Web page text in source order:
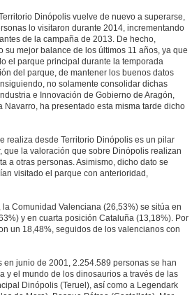
Dinópolis vuelve de nuevo a superarse,
lo visitaron durante 2014, incrementando
de la campaña de 2013. De hecho,
su mejor balance de los últimos 11 años, ya que
el parque principal durante la temporada
del parque, de mantener los buenos datos
no solamente consolidar dichas
e Innovación de Gobierno de Aragón,
ha presentado esta misma tarde dicho
realiza desde Territorio Dinópolis es un pilar
que la valoración que sobre Dinópolis realizan
a otras personas. Asimismo, dicho dato se
visitado el parque con anterioridad,
Comunidad Valenciana (26,53%) se sitúa en
y en cuarta posición Cataluña (13,18%). Por
un 18,48%, seguidos de los valencianos con
junio de 2001, 2.254.589 personas se han
y el mundo de los dinosaurios a través de las
Dinópolis (Teruel), así como a Legendark